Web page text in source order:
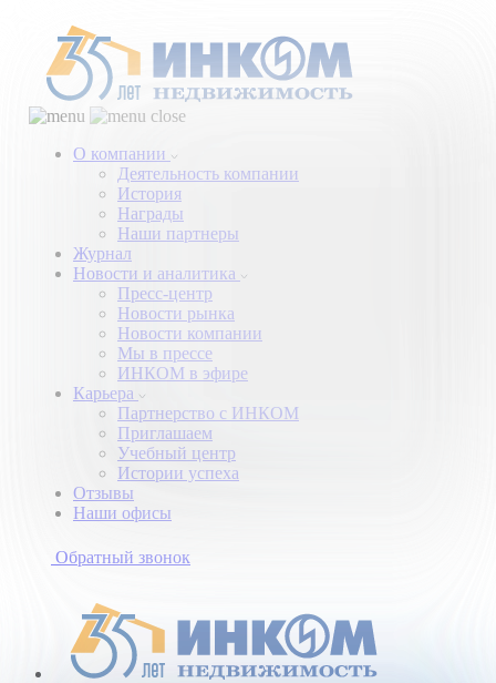
О компании
Деятельность компании
История
Награды
Наши партнеры
Журнал
Новости и аналитика
Пресс-центр
Новости рынка
Новости компании
Мы в прессе
ИНКОМ в эфире
Карьера
Партнерство с ИНКОМ
Приглашаем
Учебный центр
Истории успеха
Отзывы
Наши офисы
Обратный звонок